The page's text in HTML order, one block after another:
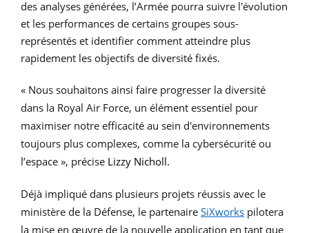
des analyses générées, l’Armée pourra suivre l'évolution
et les performances de certains groupes sous-
représentés et identifier comment atteindre plus
rapidement les objectifs de diversité fixés.
« Nous souhaitons ainsi faire progresser la diversité
dans la Royal Air Force, un élément essentiel pour
maximiser notre efficacité au sein d'environnements
toujours plus complexes, comme la cybersécurité ou
l’espace », précise Lizzy Nicholl.
Déjà impliqué dans plusieurs projets réussis avec le
ministère de la Défense, le partenaire SiXworks pilotera
la mise en œuvre de la nouvelle application en tant que